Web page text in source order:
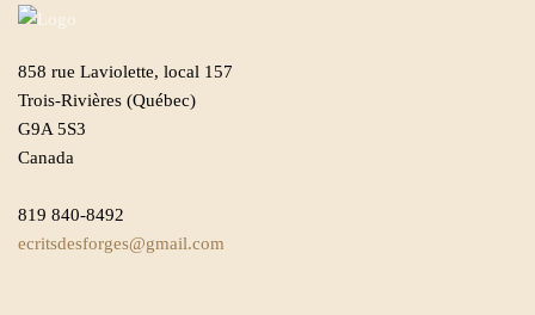
858 rue Laviolette, local 157
Trois-Rivières (Québec)
G9A 5S3
Canada
819 840-8492
ecritsdesforges@gmail.com